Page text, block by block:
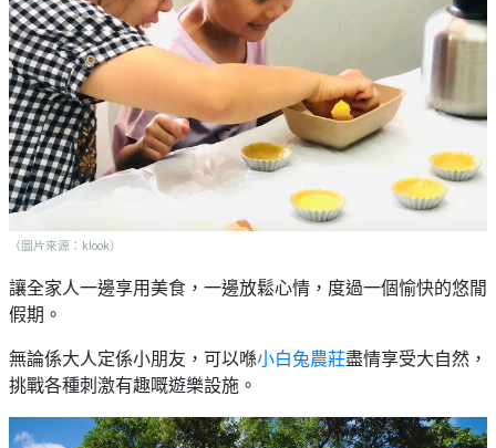
（圖片來源：klook）
讓全家人一邊享用美食，一邊放鬆心情，度過一個愉快的悠閒
假期。
無論係大人定係小朋友，可以喺小白兔農莊盡情享受大自然，
挑戰各種刺激有趣嘅遊樂設施。